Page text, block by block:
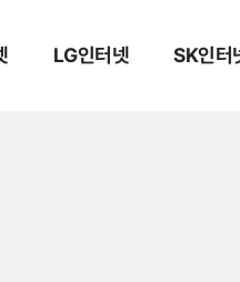
LG인터넷 SK인터